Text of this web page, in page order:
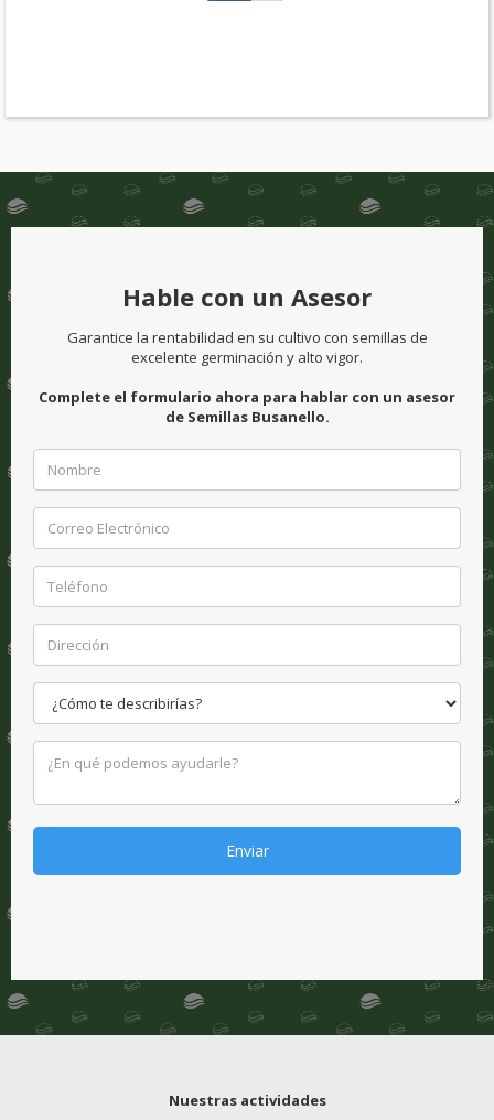
Hable con un Asesor
Garantice la rentabilidad en su cultivo con semillas de
excelente germinación y alto vigor.
Complete el formulario ahora para hablar con un asesor
de Semillas Busanello.
Enviar
Nuestras actividades